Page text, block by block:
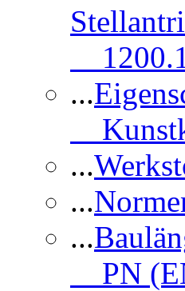
...
...
...
...
PN